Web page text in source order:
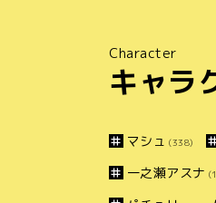
Character
キャラ
マシュ (338)
一之瀬アスナ